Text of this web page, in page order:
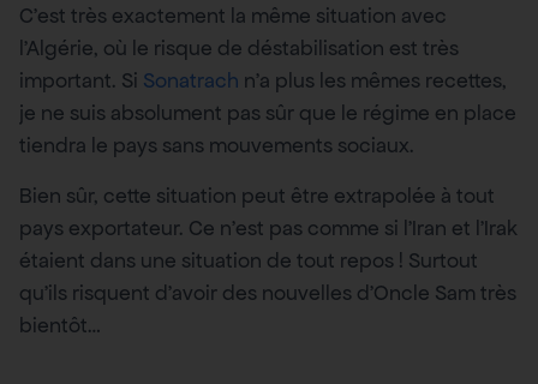
C’est très exactement la même situation avec
l’Algérie, où le risque de déstabilisation est très
important. Si Sonatrach n’a plus les mêmes recettes,
je ne suis absolument pas sûr que le régime en place
tiendra le pays sans mouvements sociaux.
Bien sûr, cette situation peut être extrapolée à tout
pays exportateur. Ce n’est pas comme si l’Iran et l’Irak
étaient dans une situation de tout repos ! Surtout
qu’ils risquent d’avoir des nouvelles d’Oncle Sam très
bientôt…